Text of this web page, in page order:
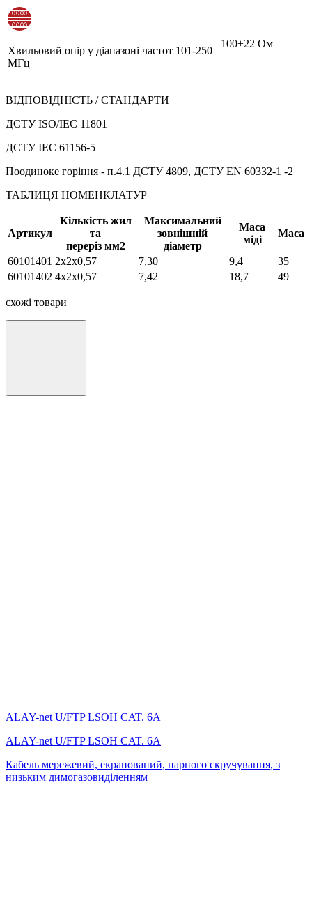
Хвильовий опір у діапазоні частот 101-250
МГц
100±22 Ом
ВІДПОВІДНІСТЬ / СТАНДАРТИ
ДСТУ ISO/IEC 11801
ДСТУ IEC 61156-5
Поодиноке горіння - п.4.1 ДСТУ 4809, ДСТУ EN 60332-1 -2
ТАБЛИЦЯ НОМЕНКЛАТУР
Артикул
Кількість жил
та
переріз мм2
Максимальний
зовнішній
діаметр
Маса
міді
Маса
60101401 2х2х0,57 7,30 9,4
35
60101402 4х2х0,57 7,42 18,7 49
схожі товари
ALAY-net U/FTP LSОH CAT. 6А
ALAY-net U/FTP LSОH CAT. 6А
Кабель мережевий, екранований, парного скручування, з
низьким димогазовиділенням